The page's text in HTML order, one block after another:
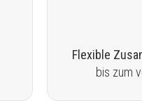
Flexible
bis zum